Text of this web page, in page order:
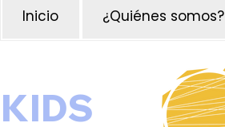
Inicio ¿Quiénes somos?